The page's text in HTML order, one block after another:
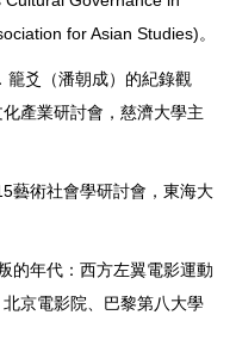
for Asian Studies)。
籠爻（潘朝成）的紀錄觀
產業研討會，慈濟大學主
藝術社會學研討會，東海大
的年代：西方左翼電影運動
京電影院、巴黎第八大學